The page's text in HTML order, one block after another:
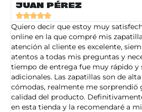
JUAN PÉREZ

Quiero decir que estoy muy
online en la que compré mis
atención al cliente es excelente,
atentos a todas mis preguntas y
tiempo de entrega fue muy rápido y
adicionales. Las zapatillas son de
cómodas, realmente me sorprendió
calidad del producto.
en esta tienda y la recomendaré a